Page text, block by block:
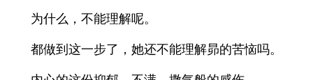
为什么，不能理解呢。
都做到这一步了，她还不能理解昴的苦恼吗。